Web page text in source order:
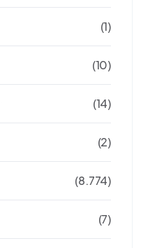
(1)
(10)
(14)
(2)
(8.774)
(7)